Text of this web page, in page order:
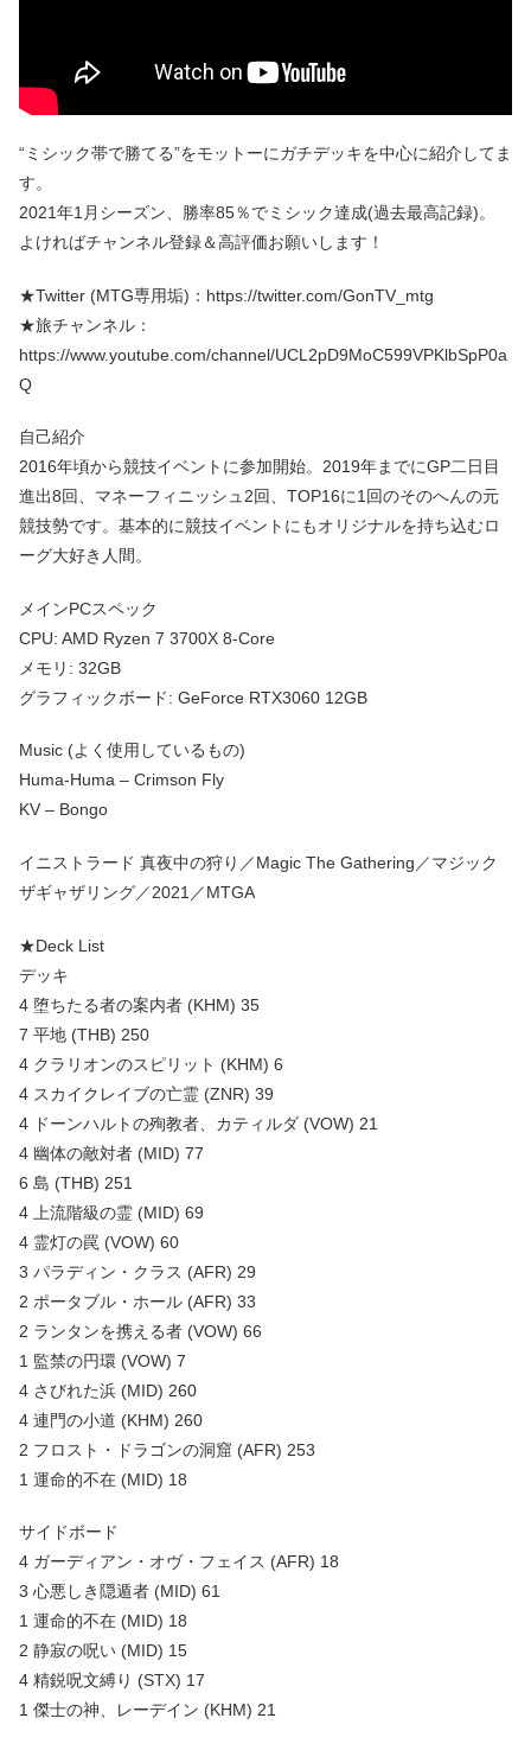
“ミシック帯で勝てる”をモットーにガチデッキを中心に紹介してま
す。
2021年1月シーズン、勝率85％でミシック達成(過去最高記録)。
よければチャンネル登録＆高評価お願いします！
★Twitter (MTG専用垢)：https://twitter.com/GonTV_mtg
★旅チャンネル：
https://www.youtube.com/channel/UCL2pD9MoC599VPKlbSpP0a
Q
自己紹介
2016年頃から競技イベントに参加開始。2019年までにGP二日目
進出8回、マネーフィニッシュ2回、TOP16に1回のそのへんの元
競技勢です。基本的に競技イベントにもオリジナルを持ち込むロ
ーグ大好き人間。
メインPCスペック
CPU: AMD Ryzen 7 3700X 8-Core
メモリ: 32GB
グラフィックボード: GeForce RTX3060 12GB
Music (よく使用しているもの)
Huma-Huma – Crimson Fly
KV – Bongo
イニストラード 真夜中の狩り／Magic The Gathering／マジック
ザギャザリング／2021／MTGA
★Deck List
デッキ
4 堕ちたる者の案内者 (KHM) 35
7 平地 (THB) 250
4 クラリオンのスピリット (KHM) 6
4 スカイクレイブの亡霊 (ZNR) 39
4 ドーンハルトの殉教者、カティルダ (VOW) 21
4 幽体の敵対者 (MID) 77
6 島 (THB) 251
4 上流階級の霊 (MID) 69
4 霊灯の罠 (VOW) 60
3 パラディン・クラス (AFR) 29
2 ポータブル・ホール (AFR) 33
2 ランタンを携える者 (VOW) 66
1 監禁の円環 (VOW) 7
4 さびれた浜 (MID) 260
4 連門の小道 (KHM) 260
2 フロスト・ドラゴンの洞窟 (AFR) 253
1 運命的不在 (MID) 18
サイドボード
4 ガーディアン・オヴ・フェイス (AFR) 18
3 心悪しき隠遁者 (MID) 61
1 運命的不在 (MID) 18
2 静寂の呪い (MID) 15
4 精鋭呪文縛り (STX) 17
1 傑士の神、レーデイン (KHM) 21